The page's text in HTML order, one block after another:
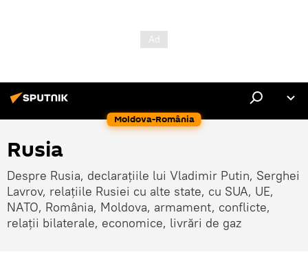
Moldova-România
Rusia
Despre Rusia, declarațiile lui Vladimir Putin, Serghei
Lavrov, relațiile Rusiei cu alte state, cu SUA, UE,
NATO, România, Moldova, armament, conflicte,
relații bilaterale, economice, livrări de gaz